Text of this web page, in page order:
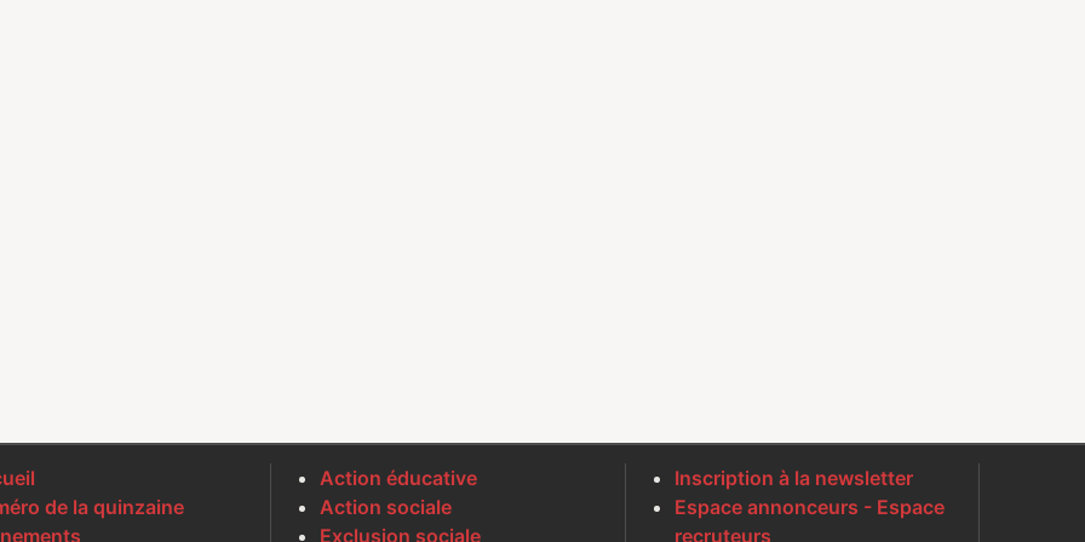
de la quinzaine
Action éducative
Action sociale
Exclusion sociale
Inscription à la newsletter
Espace annonceurs - Espace
recruteurs